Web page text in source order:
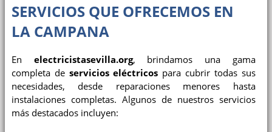
SERVICIOS QUE OFRECEMOS EN
LA CAMPANA
En electricistasevilla.org, brindamos una gama
completa de servicios eléctricos para cubrir todas sus
necesidades, desde reparaciones menores hasta
instalaciones completas. Algunos de nuestros servicios
más destacados incluyen: